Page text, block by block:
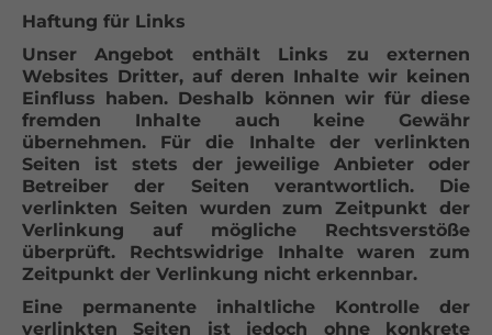
Haftung für Links
Unser Angebot enthält Links zu externen
Websites Dritter, auf deren Inhalte wir keinen
Einfluss haben. Deshalb können wir für diese
fremden Inhalte auch keine Gewähr
übernehmen. Für die Inhalte der verlinkten
Seiten ist stets der jeweilige Anbieter oder
Betreiber der Seiten verantwortlich. Die
verlinkten Seiten wurden zum Zeitpunkt der
Verlinkung auf mögliche Rechtsverstöße
überprüft. Rechtswidrige Inhalte waren zum
Zeitpunkt der Verlinkung nicht erkennbar.
Eine permanente inhaltliche Kontrolle der
verlinkten Seiten ist jedoch ohne konkrete